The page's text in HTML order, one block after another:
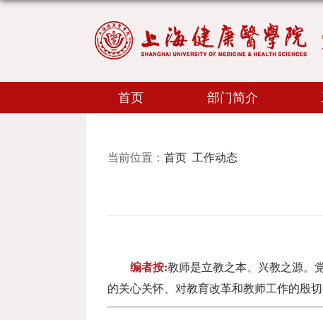
首页 部门简介
当前位置： 首页 工作动态
编者按:教师是立教之本、兴教之源。
的关心关怀、对教育改革和教师工作的殷